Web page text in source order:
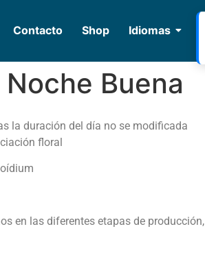
Contacto Shop Idiomas
Buena
la duración del día no se modificada
floral
en las diferentes etapas de producción,